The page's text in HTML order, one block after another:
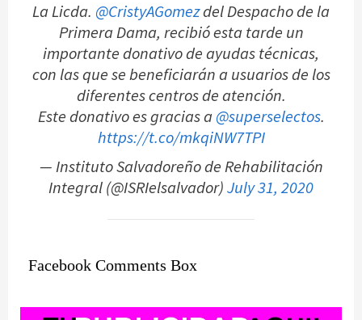
La Licda. @CristyAGomezdel Despacho de la
Primera Dama, recibió esta tarde un
importante donativo de ayudas técnicas,
con las que se beneficiarán a usuarios de los
diferentes centros de atención.
Este donativo es gracias a @superselectos.
https://t.co/mkqiNW7TPI
— Instituto Salvadoreño de Rehabilitación
Integral (@ISRIelsalvador)July 31, 2020
Facebook Comments Box